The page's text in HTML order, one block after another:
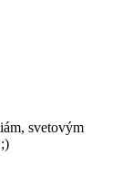
svetovým